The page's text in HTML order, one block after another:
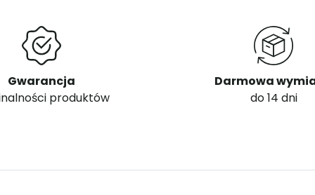
Gwarancja
produktów
Darmowa
do 14 dni